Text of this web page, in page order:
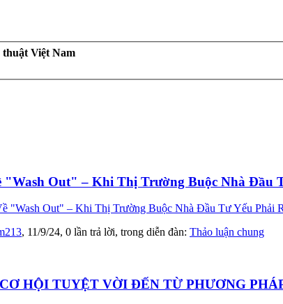
Việt Nam
"Wash Out" – Khi Thị Trường Buộc Nhà Đầu
"Wash Out" – Khi Thị Trường Buộc Nhà Đầu Tư Yếu Phải
, 11/9/24, 0 lần trả lời, trong diễn đàn: Thảo luận chung
HỘI TUYỆT VỜI ĐẾN TỪ PHƯƠNG